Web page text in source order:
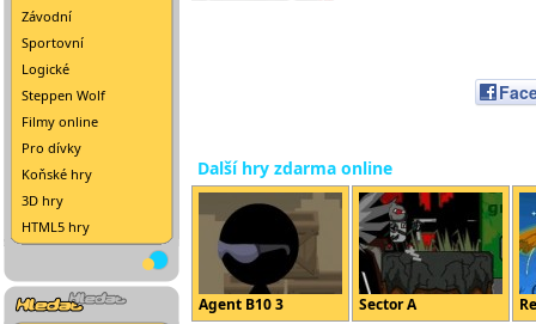
Závodní
Sportovní
Logické
Steppen Wolf
Filmy online
Pro dívky
Koňské hry
3D hry
HTML5 hry
Další hry zdarma online
Agent B10 3 Sector A